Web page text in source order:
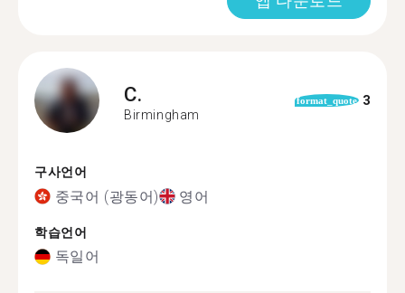
C.
Birmingham
format_quote 3
구사언어
중국어 (광동어) 영어
학습언어
독일어